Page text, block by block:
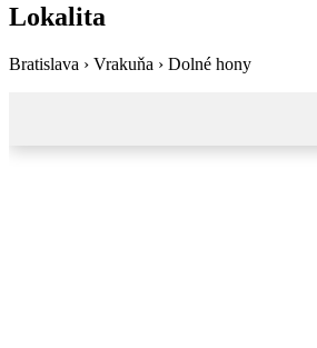
Lokalita
Bratislava › Vrakuňa › Dolné hony